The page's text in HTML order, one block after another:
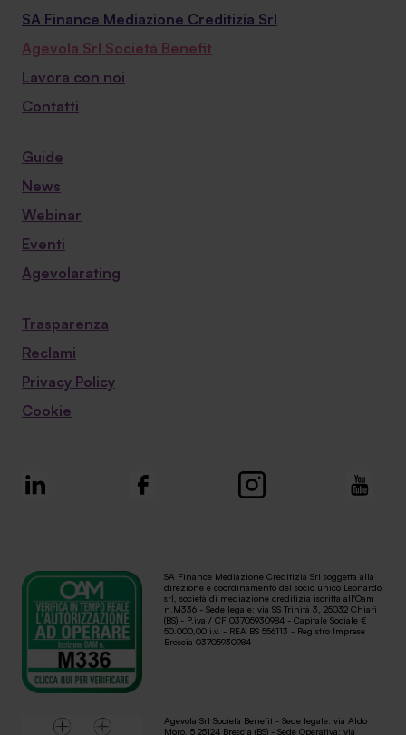
SA Finance Mediazione Creditizia Srl
Agevola Srl Società Benefit
Lavora con noi
Contatti
Guide
News
Webinar
Eventi
Agevolarating
Trasparenza
Reclami
Privacy Policy
Cookie
SA Finance Mediazione Creditizia Srl soggetta alla
direzione e coordinamento del socio unico Leonardo
srl, società di mediazione creditizia iscritta all'Oam
n.M336 - Sede legale: via SS Trinità 3, 25032 Chiari
(BS) - P.iva / CF 03705930984 - Capitale Sociale €
50.000,00 i.v. - REA BS 556113 - Registro Imprese
Brescia 03705930984
Agevola Srl Società Benefit - Sede legale: via Aldo
Moro, 5 25124 Brescia (BS) - Sede Operativa: via